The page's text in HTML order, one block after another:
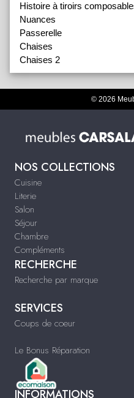
Histoire à tiroirs
Nuances
Passerelle
Chaises
Chaises 2
© 2026
NOS COLLECTIONS
Cuisine
Literie
Salon
Séjour
Chambre
Compléments
RECHERCHE
Recherche par marque
SERVICES
Coups de coeur
Le Bonus Réparation
INFORMATIONS